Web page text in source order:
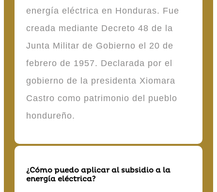
energía eléctrica en Honduras. Fue
creada mediante Decreto 48 de la
Junta Militar de Gobierno el 20 de
febrero de 1957. Declarada por el
gobierno de la presidenta Xiomara
Castro como patrimonio del pueblo
hondureño.
¿Cómo puedo aplicar al subsidio a la
energía eléctrica?